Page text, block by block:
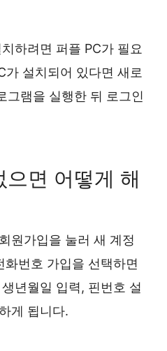
하려면 퍼플 PC가 필요
가 설치되어 있다면 새로
그램을 실행한 뒤 로그인
면 어떻게 해
원가입을 눌러 새 계정
번호 가입을 선택하면
년월일 입력, 핀번호 설
게 됩니다.